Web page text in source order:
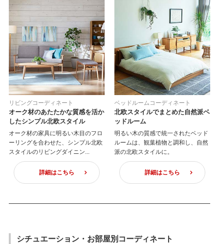
リビングコーディネート
オーク材のあたたかな質感を活か
したシンプル北欧スタイル
オーク材の家具に明るい木目のフロ
ーリングを合わせた、シンプル北欧
スタイルのリビングダイニン...
詳細はこちら
ベッドルームコーディネート
北欧スタイルでまとめた自然派ベ
ッドルーム
明るい木の質感で統一されたベッド
ルームは、観葉植物と調和し、自然
派の北欧スタイルに。
詳細はこちら
シチュエーション・お部屋別コーディネート